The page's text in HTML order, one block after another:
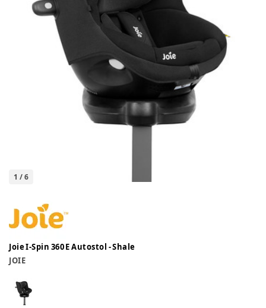
1 /6
Joie I-Spin 360 E Autostol - Shale
JOIE